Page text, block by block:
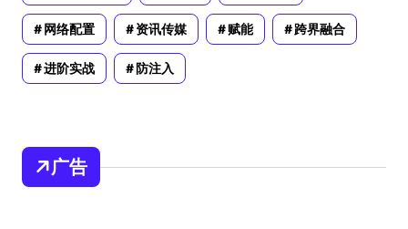
网络配置 资讯传媒 赋能 跨界融合
进阶实战 防注入
广告